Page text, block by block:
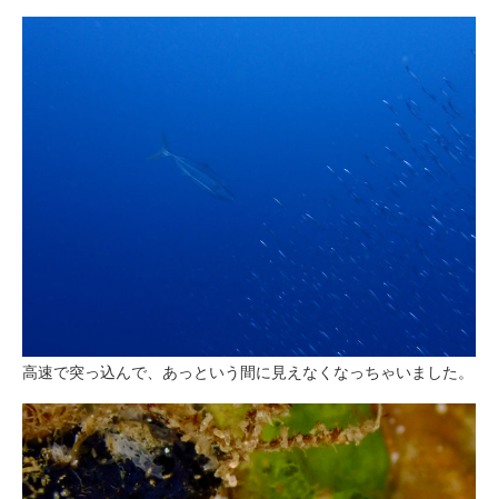
高速で突っ込んで、あっという間に見えなくなっちゃいました。